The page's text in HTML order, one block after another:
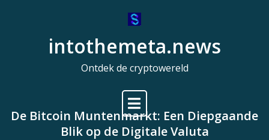
intothemeta.news
Ontdek de cryptowereld
De Bitcoin Muntenmarkt: Een Diepgaande
Blik op de Digitale Valuta